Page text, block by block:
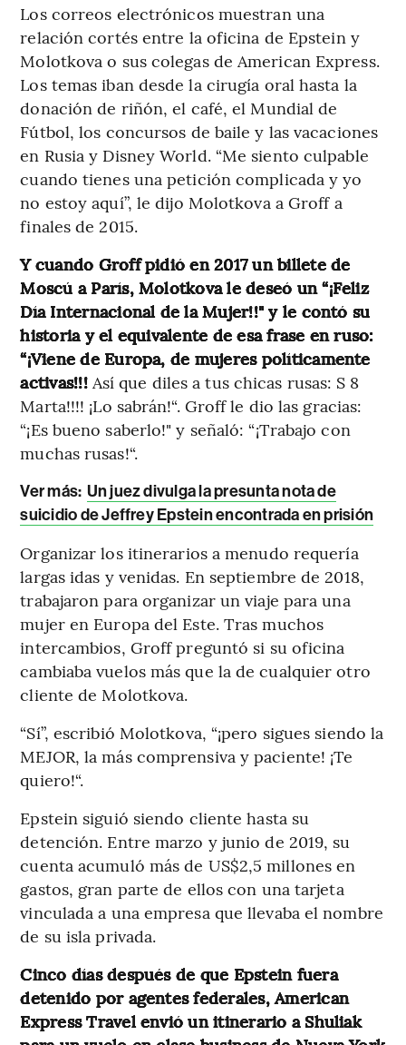
Los correos electrónicos muestran una
relación cortés entre la oficina de Epstein y
Molotkova o sus colegas de American Express.
Los temas iban desde la cirugía oral hasta la
donación de riñón, el café, el Mundial de
Fútbol, los concursos de baile y las vacaciones
en Rusia y Disney World. “Me siento culpable
cuando tienes una petición complicada y yo
no estoy aquí”, le dijo Molotkova a Groff a
finales de 2015.
Y cuando Groff pidió en 2017 un billete de
Moscú a París, Molotkova le deseó un “¡Feliz
Día Internacional de la Mujer!!" y le contó su
historia y el equivalente de esa frase en ruso:
“¡Viene de Europa, de mujeres políticamente
activas!!!Así que diles a tus chicas rusas: S 8
Marta!!!! ¡Lo sabrán!“. Groff le dio las gracias:
“¡Es bueno saberlo!" y señaló: “¡Trabajo con
muchas rusas!“.
Ver más: Un juez divulga la presunta nota de
suicidio de Jeffrey Epstein encontrada en prisión
Organizar los itinerarios a menudo requería
largas idas y venidas. En septiembre de 2018,
trabajaron para organizar un viaje para una
mujer en Europa del Este. Tras muchos
intercambios, Groff preguntó si su oficina
cambiaba vuelos más que la de cualquier otro
cliente de Molotkova.
“Sí”, escribió Molotkova, “¡pero sigues siendo la
MEJOR, la más comprensiva y paciente! ¡Te
quiero!“.
Epstein siguió siendo cliente hasta su
detención. Entre marzo y junio de 2019, su
cuenta acumuló más de US$2,5 millones en
gastos, gran parte de ellos con una tarjeta
vinculada a una empresa que llevaba el nombre
de su isla privada.
Cinco días después de que Epstein fuera
detenido por agentes federales, American
Express Travel envió un itinerario a Shuliak